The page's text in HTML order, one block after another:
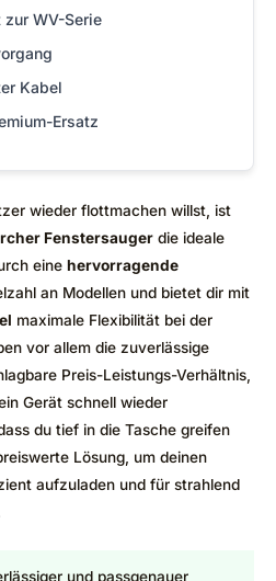
WV-Serie
Kabel
Ersatz
wieder flottmachen willst, ist
Fenstersauger die ideale
eine hervorragende
an Modellen und bietet dir mit
maximale Flexibilität bei der
vor allem die zuverlässige
Preis-Leistungs-Verhältnis,
Gerät schnell wieder
du tief in die Tasche greifen
Lösung, um deinen
aufzuladen und für strahlend
und passgenauer